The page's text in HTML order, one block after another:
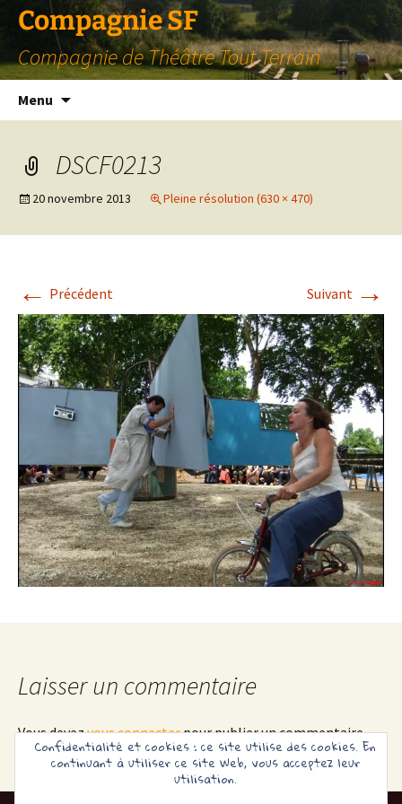
Compagnie SF
Compagnie de Théâtre Tout Terrain
Menu
DSCF0213
20 novembre 2013 Pleine résolution (630 × 470)
← Précédent Suivant →
Laisser un commentaire
Vous devezvous connecterpour publier un commentaire.
Confidentialité et cookies : ce site utilise des cookies. En
continuant à utiliser ce site Web, vous acceptez leur
utilisation.